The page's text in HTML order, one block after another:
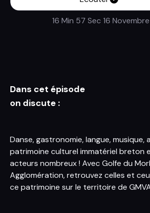
16 Min 57 Sec 16
Dans cet épisode
on discute :
Danse, gastronomie, langue, musique,
patrimoine culturel immatériel breton
acteurs nombreux ! Avec Golfe du
Agglomération, retrouvez celles et
ce patrimoine sur le territoire de